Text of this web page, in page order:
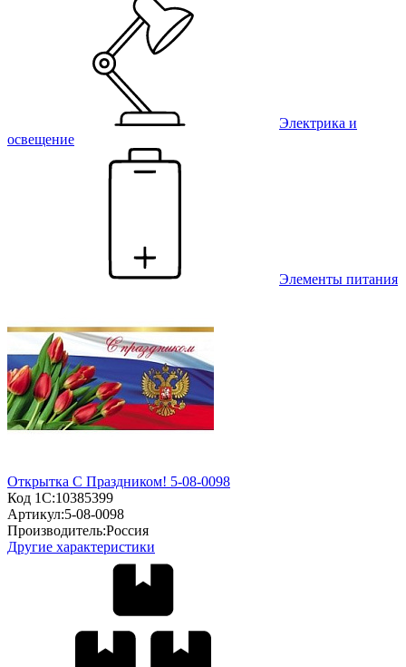
Электрика и
освещение
Элементы питания
Открытка С Праздником! 5-08-0098
Код 1С:10385399
Артикул:5-08-0098
Производитель:Россия
Другие характеристики